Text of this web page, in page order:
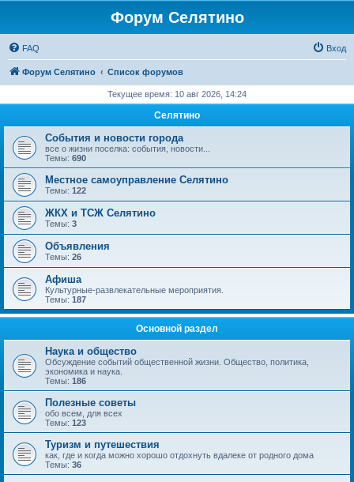
Форум Селятино
FAQ Вход
Форум Селятино Список форумов
Текущее время: 10 авг 2026, 14:24
Селятино
События и новости города
все о жизни поселка: события, новости...
Темы: 690
Местное самоуправление Селятино
Темы: 122
ЖКХ и ТСЖ Селятино
Темы: 3
Объявления
Темы: 26
Афиша
Культурные-развлекательные мероприятия.
Темы: 187
Основной раздел
Наука и общество
Обсуждение событий общественной жизни. Общество, политика,
экономика и наука.
Темы: 186
Полезные советы
обо всем, для всех
Темы: 123
Туризм и путешествия
как, где и когда можно хорошо отдохнуть вдалеке от родного дома
Темы: 36